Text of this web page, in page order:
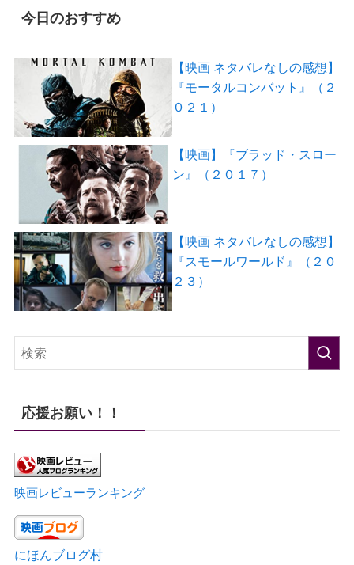
今日のおすすめ
【映画 ネタバレなしの感想】
『モータルコンバット』（２
０２１）
【映画】『ブラッド・スロー
ン』（２０１７）
【映画 ネタバレなしの感想】
『スモールワールド』（２０
２３）
応援お願い！！
映画レビューランキング
にほんブログ村